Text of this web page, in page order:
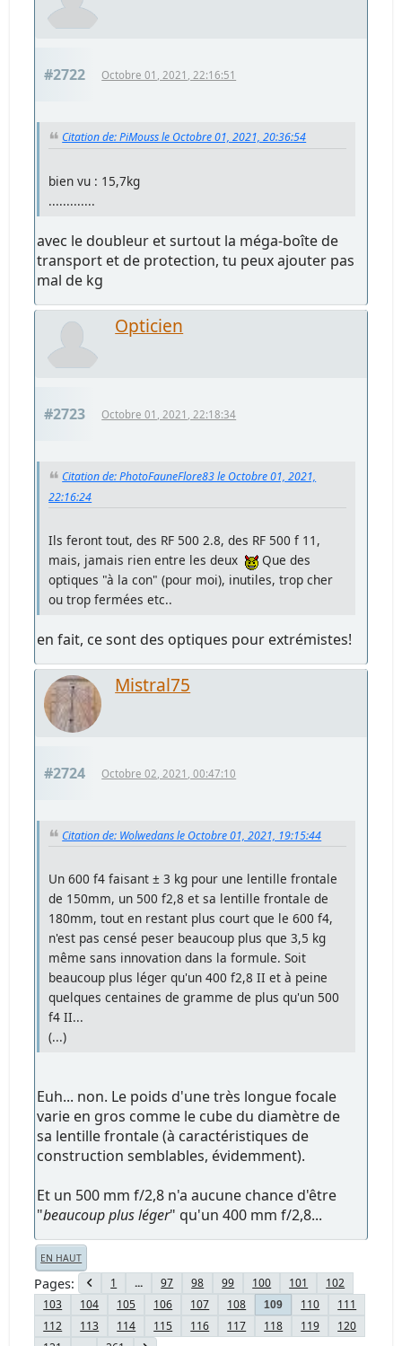
#2722 Octobre 01, 2021, 22:16:51
Citation de: PiMouss le Octobre 01, 2021, 20:36:54
bien vu : 15,7kg
.............
avec le doubleur et surtout la méga-boîte de
transport et de protection, tu peux ajouter pas
mal de kg
Opticien
#2723 Octobre 01, 2021, 22:18:34
Citation de: PhotoFauneFlore83 le Octobre 01, 2021,
22:16:24
Ils feront tout, des RF 500 2.8, des RF 500 f 11,
mais, jamais rien entre les deux
Que des
optiques "à la con" (pour moi), inutiles, trop cher
ou trop fermées etc..
en fait, ce sont des optiques pour extrémistes!
Mistral75
#2724 Octobre 02, 2021, 00:47:10
Citation de: Wolwedans le Octobre 01, 2021, 19:15:44
Un 600 f4 faisant ± 3 kg pour une lentille frontale
de 150mm, un 500 f2,8 et sa lentille frontale de
180mm, tout en restant plus court que le 600 f4,
n'est pas censé peser beaucoup plus que 3,5 kg
même sans innovation dans la formule. Soit
beaucoup plus léger qu'un 400 f2,8 II et à peine
quelques centaines de gramme de plus qu'un 500
f4 II...
(...)
Euh... non. Le poids d'une très longue focale
varie en gros comme le cube du diamètre de
sa lentille frontale (à caractéristiques de
construction semblables, évidemment).
Et un 500 mm f/2,8 n'a aucune chance d'être
"beaucoup plus léger" qu'un 400 mm f/2,8...
EN HAUT
Pages 1 ... 97 98 99 100 101
102
103
104 105 106 107 108 109 110
111
112
113 114 115 116 117 118 119
120